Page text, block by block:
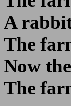
A
The
Now
The